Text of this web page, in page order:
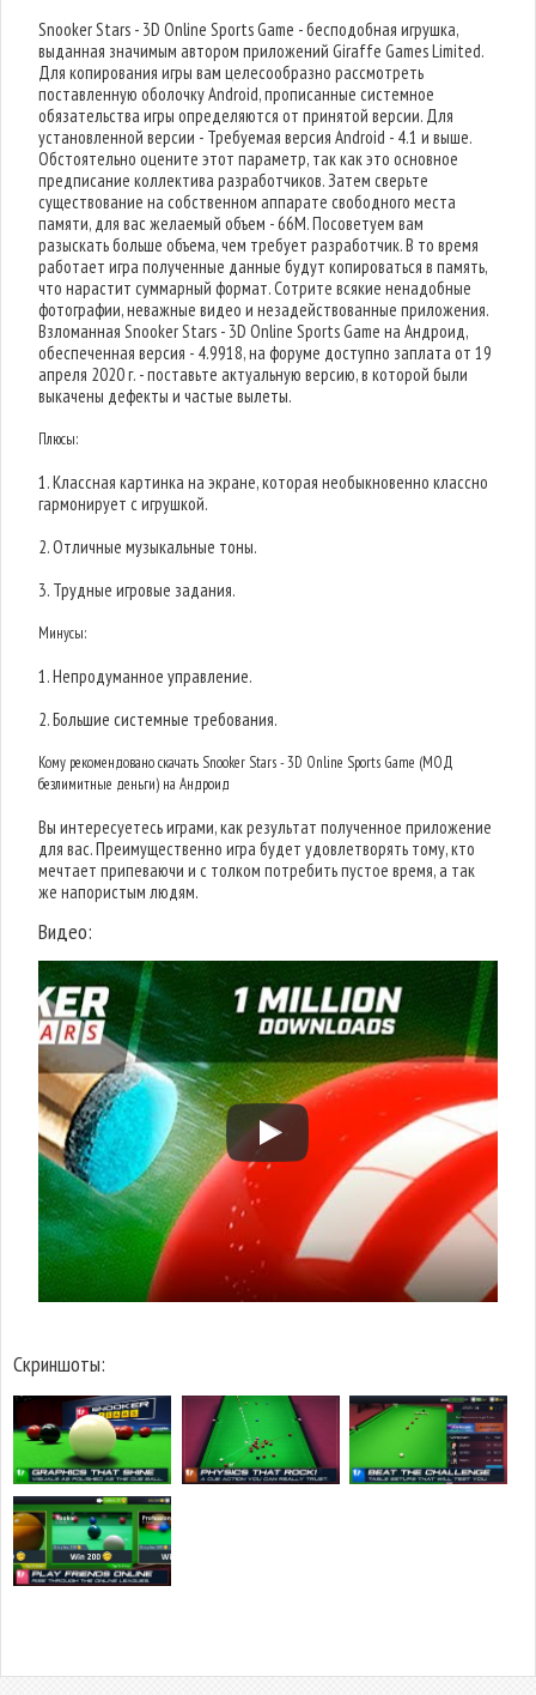
Snooker Stars - 3D Online Sports Game - бесподобная игрушка,
выданная значимым автором приложений Giraffe Games Limited.
Для копирования игры вам целесообразно рассмотреть
поставленную оболочку Android, прописанные системное
обязательства игры определяются от принятой версии. Для
установленной версии - Требуемая версия Android - 4.1 и выше.
Обстоятельно оцените этот параметр, так как это основное
предписание коллектива разработчиков. Затем сверьте
существование на собственном аппарате свободного места
памяти, для вас желаемый объем - 66M. Посоветуем вам
разыскать больше объема, чем требует разработчик. В то время
работает игра полученные данные будут копироваться в память,
что нарастит суммарный формат. Сотрите всякие ненадобные
фотографии, неважные видео и незадействованные приложения.
Взломанная Snooker Stars - 3D Online Sports Game на Андроид,
обеспеченная версия - 4.9918, на форуме доступно заплата от 19
апреля 2020 г. - поставьте актуальную версию, в которой были
выкачены дефекты и частые вылеты.
Плюсы:
1. Классная картинка на экране, которая необыкновенно классно
гармонирует с игрушкой.
2. Отличные музыкальные тоны.
3. Трудные игровые задания.
Минусы:
1. Непродуманное управление.
2. Большие системные требования.
Кому рекомендовано скачать Snooker Stars - 3D Online Sports Game (МОД
безлимитные деньги) на Андроид
Вы интересуетесь играми, как результат полученное приложение
для вас. Преимущественно игра будет удовлетворять тому, кто
мечтает припеваючи и с толком потребить пустое время, а так
же напористым людям.
Видео:
Скриншоты: